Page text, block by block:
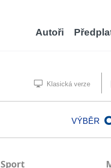
Autoři
Klasická verze
VÝBĚR
Sport